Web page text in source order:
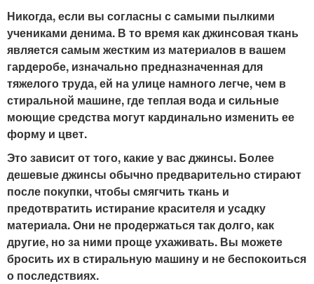
Никогда, если вы согласны с самыми пылкими
учениками денима. В то время как джинсовая ткань
является самым жестким из материалов в вашем
гардеробе, изначально предназначенная для
тяжелого труда, ей на улице намного легче, чем в
стиральной машине, где теплая вода и сильные
моющие средства могут кардинально изменить ее
форму и цвет.
Это зависит от того, какие у вас джинсы. Более
дешевые джинсы обычно предварительно стирают
после покупки, чтобы смягчить ткань и
предотвратить истирание красителя и усадку
материала. Они не продержаться так долго, как
другие, но за ними проще ухаживать. Вы можете
бросить их в стиральную машину и не беспокоиться
о последствиях.